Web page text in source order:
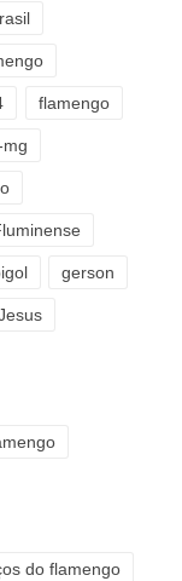
flamengo
gerson
do flamengo